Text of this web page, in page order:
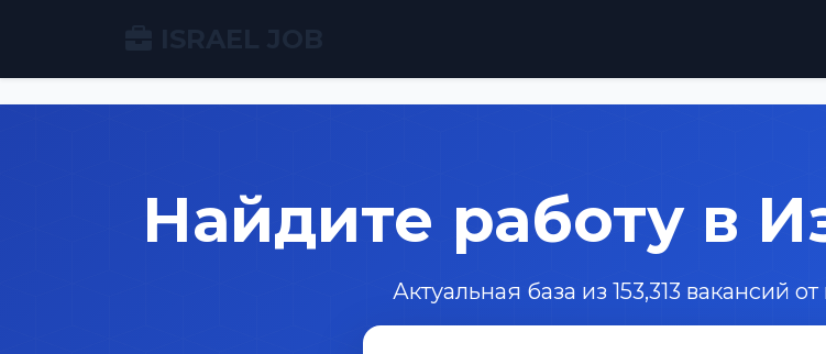
Найдите работу в
Актуальная база из 153,313 вакансий